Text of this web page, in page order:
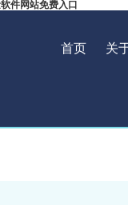
件网站免费入口
首页 关